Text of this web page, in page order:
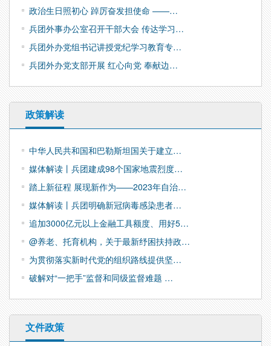
政治生日照初心 踔厉奋发担使命 ——…
兵团外事办公室召开干部大会 传达学习…
兵团外办党组书记讲授党纪学习教育专…
兵团外办党支部开展 红心向党 奉献边…
政策解读
中华人民共和国和巴勒斯坦国关于建立…
媒体解读丨兵团建成98个国家地震烈度…
踏上新征程 展现新作为——2023年自治…
媒体解读丨兵团明确新冠病毒感染患者…
追加3000亿元以上金融工具额度、用好5…
@养老、托育机构，关于最新纾困扶持政…
为贯彻落实新时代党的组织路线提供坚…
破解对“一把手”监督和同级监督难题 …
文件政策